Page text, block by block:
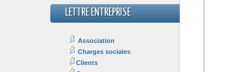
LETTRE ENTREPRISE
Association
Charges sociales
Clients